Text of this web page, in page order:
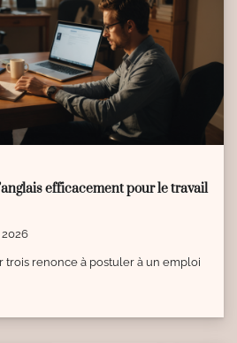
efficacement pour le travail
2026
trois renonce à postuler à un emploi